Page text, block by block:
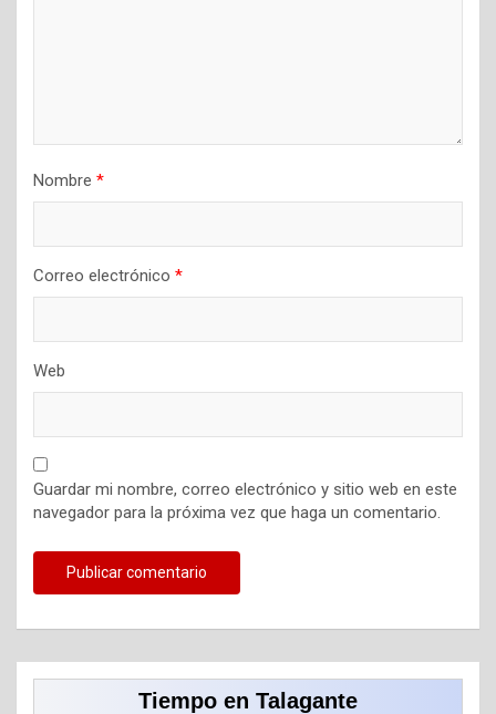
Nombre *
Correo electrónico *
Web
Guardar mi nombre, correo electrónico y sitio web en este
navegador para la próxima vez que haga un comentario.
Tiempo en Talagante